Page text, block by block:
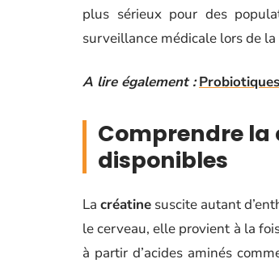
plus sérieux pour des
surveillance médicale lors de
A lire également :
Comprendre la
disponibles
La créatine suscite autant
le cerveau, elle provient à la
à partir d’acides aminés